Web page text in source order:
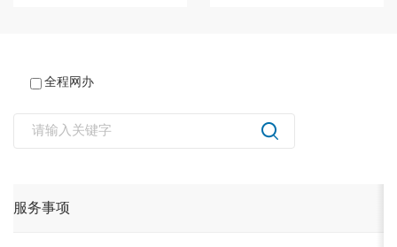
全程网办